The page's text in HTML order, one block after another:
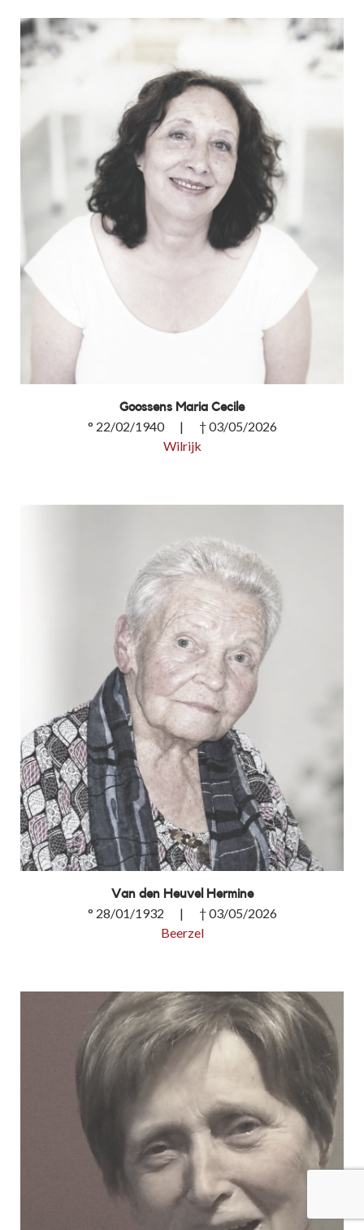
Rappoort Simonne
Goossens Maria Cecile
Goossens Maria Cecile
° 22/02/1940 | † 03/05/2026
Wilrijk
Van den Heuvel Hermine
Van den Heuvel Hermine
° 28/01/1932 | † 03/05/2026
Beerzel